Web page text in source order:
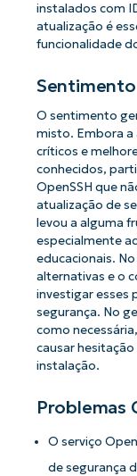
instalados com
atualização é
funcionalidade
O sentimento
misto. Embora a
críticos e
conhecidos,
OpenSSH que
atualização de
levou a alguma
especialmente
educacionais.
alternativas e o
investigar esses
segurança. No
como
causar
instalação.
Problemas
O serviço
de segurança